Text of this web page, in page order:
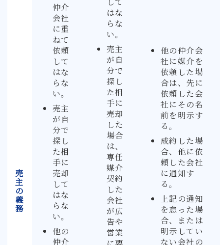
売
主
の
義
務
仲介
会社
に重
ねて
依頼
して
はな
らな
い。
売主
が自
分で
探し
た相
手に
売却
して
はな
らな
い。
他の
仲介
はな
らな
い。
売主
が自
分で
探し
た相
手に
売却
した
場合
は、
専任
媒介
契約
した
会社
が広
告や
営業
他の仲介会
社に媒介を
依頼した場
合は、先に
依頼した会
社にその名
前を明示す
る。
成約した場
合、他に依
頼した会社
に通知す
る。
上記の通知
を怠った場
合、または
明示してい
ない会社の